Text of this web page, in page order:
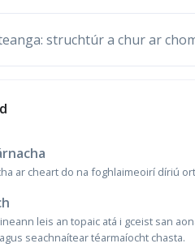
struchtúr a chur ar
ar cheart do na foghlaimeoirí díriú
leis an topaic atá i gceist san
seachnaítear téarmaíocht chasta.